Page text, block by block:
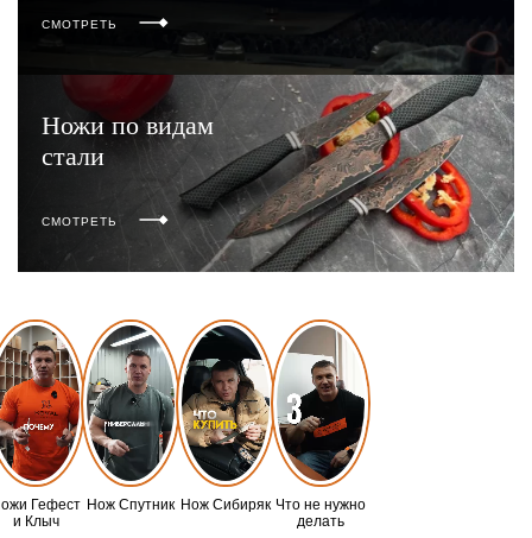
СМОТРЕТЬ
Ножи по видам
стали
СМОТРЕТЬ
Гефест
и Клыч
Нож Спутник Нож Сибиряк Что не нужно
делать